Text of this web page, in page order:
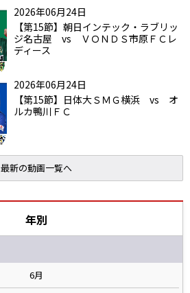
2026年06月24日
【第15節】朝日インテック・ラブリッ
ジ名古屋 vs ＶＯＮＤＳ市原ＦＣレ
ディース
2026年06月24日
【第15節】日体大ＳＭＧ横浜 vs オ
ルカ鴨川ＦＣ
最新の動画一覧へ
年別
6月